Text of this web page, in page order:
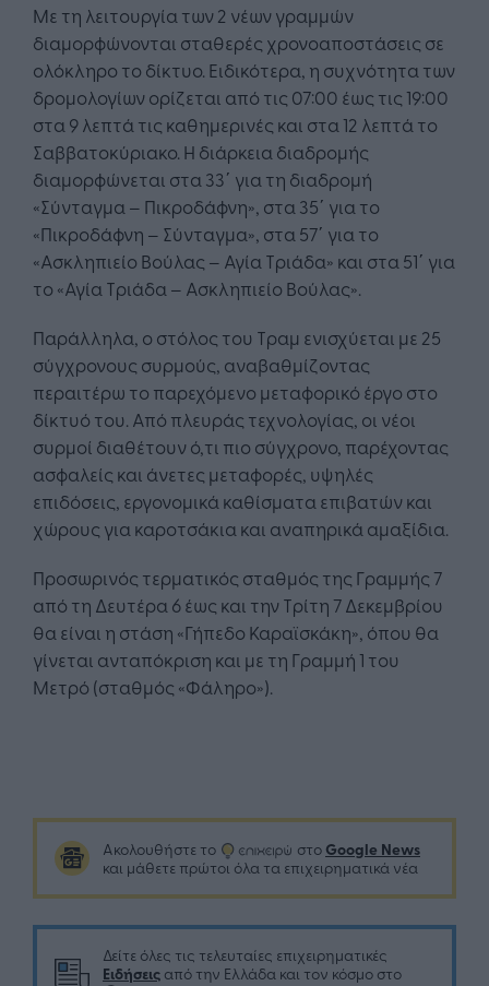
Με τη λειτουργία των 2 νέων γραμμών
διαμορφώνονται σταθερές χρονοαποστάσεις σε
ολόκληρο το δίκτυο. Ειδικότερα, η συχνότητα των
δρομολογίων ορίζεται από τις 07:00 έως τις 19:00
στα 9 λεπτά τις καθημερινές και στα 12 λεπτά το
Σαββατοκύριακο. Η διάρκεια διαδρομής
διαμορφώνεται στα 33΄ για τη διαδρομή
«Σύνταγμα – Πικροδάφνη», στα 35΄ για το
«Πικροδάφνη – Σύνταγμα», στα 57΄ για το
«Ασκληπιείο Βούλας – Αγία Τριάδα» και στα 51΄ για
το «Αγία Τριάδα – Ασκληπιείο Βούλας».
Παράλληλα, ο στόλος του Τραμ ενισχύεται με 25
σύγχρονους συρμούς, αναβαθμίζοντας
περαιτέρω το παρεχόμενο μεταφορικό έργο στο
δίκτυό του. Από πλευράς τεχνολογίας, οι νέοι
συρμοί διαθέτουν ό,τι πιο σύγχρονο, παρέχοντας
ασφαλείς και άνετες μεταφορές, υψηλές
επιδόσεις, εργονομικά καθίσματα επιβατών και
χώρους για καροτσάκια και αναπηρικά αμαξίδια.
Προσωρινός τερματικός σταθμός της Γραμμής 7
από τη Δευτέρα 6 έως και την Τρίτη 7 Δεκεμβρίου
θα είναι η στάση «Γήπεδο Καραϊσκάκη», όπου θα
γίνεται ανταπόκριση και με τη Γραμμή 1 του
Μετρό (σταθμός «Φάληρο»).
Ακολουθήστε το στο Google News
και μάθετε πρώτοι όλα τα επιχειρηματικά νέα
Δείτε όλες τις τελευταίες επιχειρηματικές
Ειδήσεις από την Ελλάδα και τον κόσμο στο